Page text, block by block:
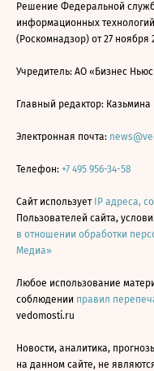
Решение Федеральной
информационных
(Роскомнадзор) от 27 ноября
Учредитель: АО «Бизнес
Главный редактор:
Электронная почта:
Телефон: +7 495 956-34-58
Сайт использует IP адреса,
Пользователей сайта,
в отношении обработки
Медиа»
Любое использование
соблюдении правил
vedomosti.ru
Новости, аналитика,
на данном сайте, не